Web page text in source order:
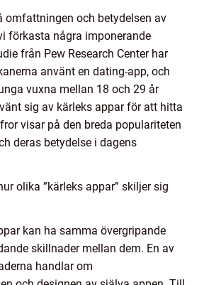
omfattningen och betydelsen av
förkasta några imponerande
från Pew Research Center har
använt en dating-app, och
vuxna mellan 18 och 29 år
sig av kärleks appar för att hitta
visar på den breda populariteten
deras betydelse i dagens
olika ”kärleks appar” skiljer sig
kan ha samma övergripande
skillnader mellan dem. En av
handlar om